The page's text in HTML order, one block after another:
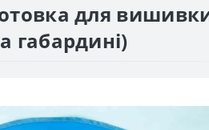
для
габардині)